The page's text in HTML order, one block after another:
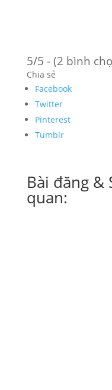
5/5 - (2 bình
Chia sẻ
Facebook
Twitter
Pinterest
Tumblr
Bài đăng &
quan: